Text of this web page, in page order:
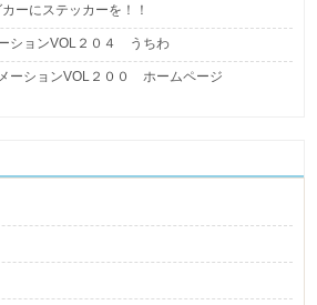
ーにステッカーを！！
ションVOL２０４ うちわ
ーションVOL２００ ホームページ